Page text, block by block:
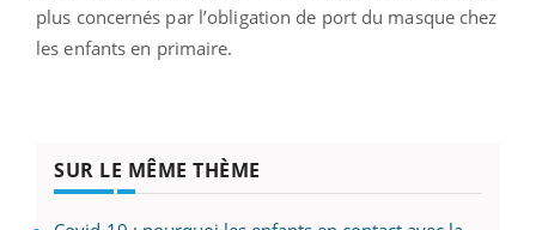
plus concernés par l’obligation de port du masque chez
les enfants en primaire.
SUR LE MÊME THÈME